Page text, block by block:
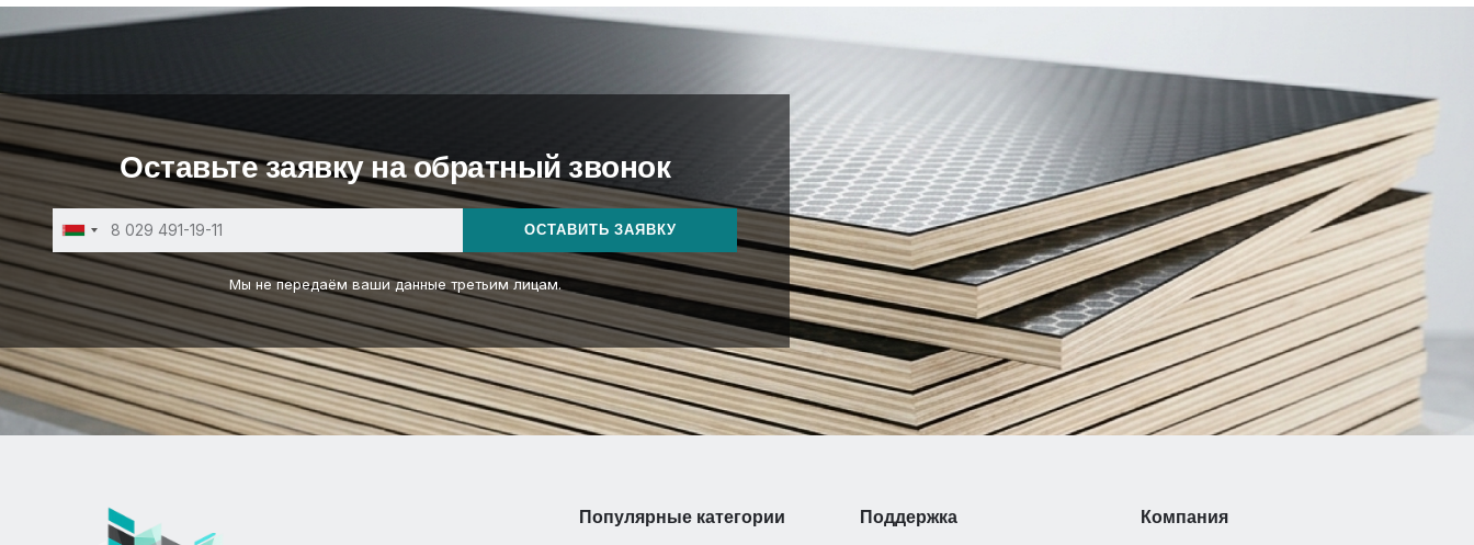
Оставьте заявку на обратный звонок
Belarus
+375
ОСТАВИТЬ ЗАЯВКУ
Мы не передаём ваши данные третьим лицам.
Популярные категории Поддержка Компания